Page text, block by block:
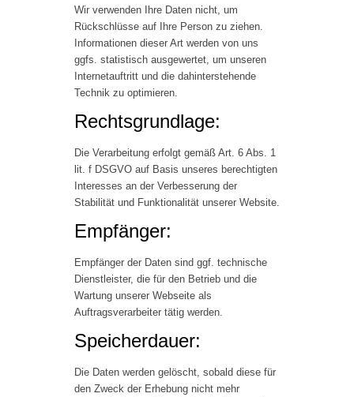
Wir verwenden Ihre Daten nicht, um
Rückschlüsse auf Ihre Person zu ziehen.
Informationen dieser Art werden von uns
ggfs. statistisch ausgewertet, um unseren
Internetauftritt und die dahinterstehende
Technik zu optimieren.
Rechtsgrundlage:
Die Verarbeitung erfolgt gemäß Art. 6 Abs. 1
lit. f DSGVO auf Basis unseres berechtigten
Interesses an der Verbesserung der
Stabilität und Funktionalität unserer Website.
Empfänger:
Empfänger der Daten sind ggf. technische
Dienstleister, die für den Betrieb und die
Wartung unserer Webseite als
Auftragsverarbeiter tätig werden.
Speicherdauer:
Die Daten werden gelöscht, sobald diese für
den Zweck der Erhebung nicht mehr